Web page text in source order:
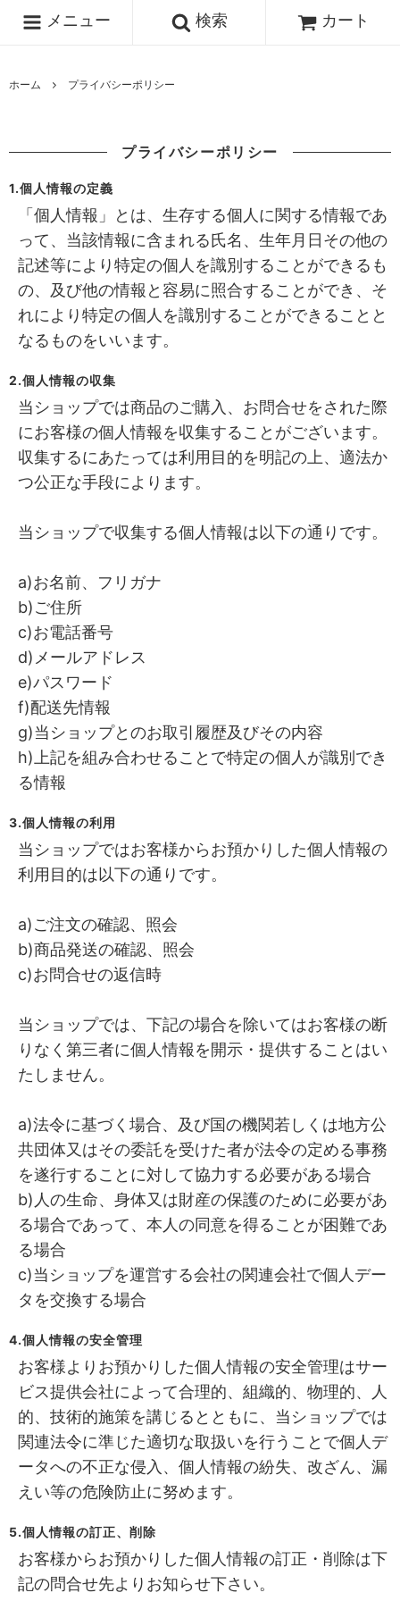
メニュー 検索 カート
ホーム プライバシーポリシー
プライバシーポリシー
1.個人情報の定義
「個人情報」とは、生存する個人に関する情報であ
って、当該情報に含まれる氏名、生年月日その他の
記述等により特定の個人を識別することができるも
の、及び他の情報と容易に照合することができ、そ
れにより特定の個人を識別することができることと
なるものをいいます。
2.個人情報の収集
当ショップでは商品のご購入、お問合せをされた際
にお客様の個人情報を収集することがございます。
収集するにあたっては利用目的を明記の上、適法か
つ公正な手段によります。
当ショップで収集する個人情報は以下の通りです。
a)お名前、フリガナ
b)ご住所
c)お電話番号
d)メールアドレス
e)パスワード
f)配送先情報
g)当ショップとのお取引履歴及びその内容
h)上記を組み合わせることで特定の個人が識別でき
る情報
3.個人情報の利用
当ショップではお客様からお預かりした個人情報の
利用目的は以下の通りです。
a)ご注文の確認、照会
b)商品発送の確認、照会
c)お問合せの返信時
当ショップでは、下記の場合を除いてはお客様の断
りなく第三者に個人情報を開示・提供することはい
たしません。
a)法令に基づく場合、及び国の機関若しくは地方公
共団体又はその委託を受けた者が法令の定める事務
を遂行することに対して協力する必要がある場合
b)人の生命、身体又は財産の保護のために必要があ
る場合であって、本人の同意を得ることが困難であ
る場合
c)当ショップを運営する会社の関連会社で個人デー
タを交換する場合
4.個人情報の安全管理
お客様よりお預かりした個人情報の安全管理はサー
ビス提供会社によって合理的、組織的、物理的、人
的、技術的施策を講じるとともに、当ショップでは
関連法令に準じた適切な取扱いを行うことで個人デ
ータへの不正な侵入、個人情報の紛失、改ざん、漏
えい等の危険防止に努めます。
5.個人情報の訂正、削除
お客様からお預かりした個人情報の訂正・削除は下
記の問合せ先よりお知らせ下さい。